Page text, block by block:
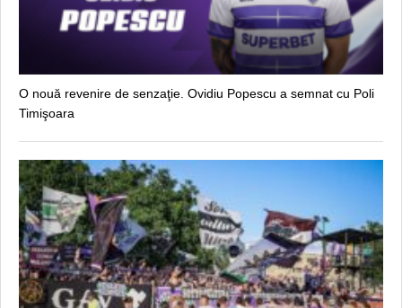
O nouă revenire de senzaţie. Ovidiu Popescu a semnat cu Poli
Timişoara